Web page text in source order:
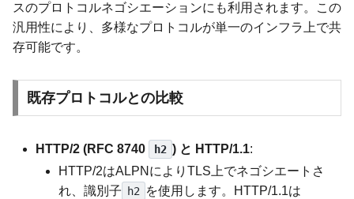
スのプロトコルネゴシエーションにも利用されます。この
汎用性により、多様なプロトコルが単一のインフラ上で共
存可能です。
既存プロトコルとの比較
HTTP/2 (RFC 8740 h2 ) と HTTP/1.1:
HTTP/2はALPNによりTLS上でネゴシエートさ
れ、識別子
h2 を使用します。HTTP/1.1は